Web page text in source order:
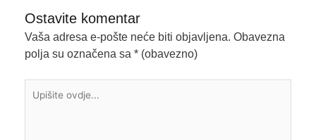
Ostavite komentar
Vaša adresa e-pošte neće biti objavljena. Obavezna
polja su označena sa * (obavezno)
ovdje...